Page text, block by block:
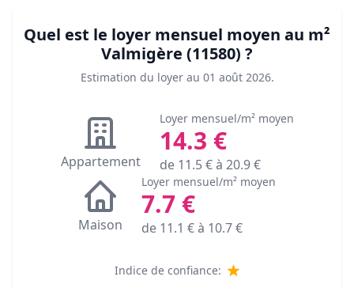
Quel est le loyer mensuel moyen au m²
Valmigère (11580) ?
Estimation du loyer au 01 août 2026.
Appartement
Loyer mensuel/m² moyen
14.3 €
de 11.5€ à 20.9€
Maison
Loyer mensuel/m² moyen
7.7 €
de 11.1 € à 10.7€
Indice de confiance: